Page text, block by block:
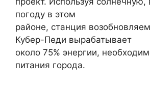
погоду в этом
районе, станция
Кубер-Педи вырабатывает
около 75% энергии,
питания города.